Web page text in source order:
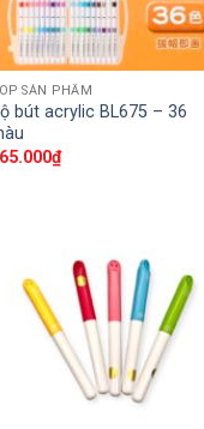
SẢN PHẨM
bút acrylic BL675 – 36
₫